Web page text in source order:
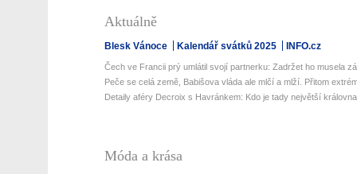
Aktuálně
Blesk Vánoce Kalendář svátků 2025 INFO.cz
Čech ve Francii prý umlátil svojí partnerku: Zadržet ho musela
Peče se celá země, Babišova vláda ale mlčí a mlží. Přitom
Detaily aféry Decroix s Havránkem: Kdo je tady největší
Móda a krása